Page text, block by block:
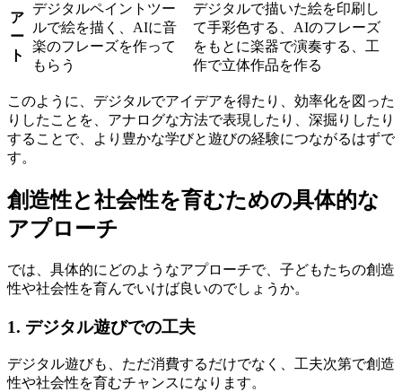
ア
ー
ト
デジタルペイントツー
ルで絵を描く、AIに音
楽のフレーズを作って
もらう
デジタルで描いた絵を印刷し
て手彩色する、AIのフレーズ
をもとに楽器で演奏する、工
作で立体作品を作る
このように、デジタルでアイデアを得たり、効率化を図った
りしたことを、アナログな方法で表現したり、深掘りしたり
することで、より豊かな学びと遊びの経験につながるはずで
す。
創造性と社会性を育むための具体的な
アプローチ
では、具体的にどのようなアプローチで、子どもたちの創造
性や社会性を育んでいけば良いのでしょうか。
1. デジタル遊びでの工夫
デジタル遊びも、ただ消費するだけでなく、工夫次第で創造
性や社会性を育むチャンスになります。